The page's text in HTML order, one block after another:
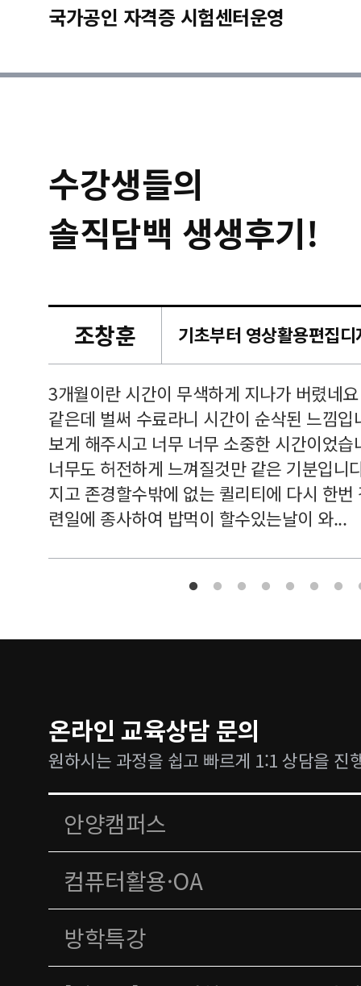
국가공인 자격증 시험센터운영
수강생들의
솔직담백 생생후기!
조창훈
3개월이란 시간이 무색하게 지나가 버렸네
같은데 벌써 수료라니 시간이 순삭된 느낌
보게 해주시고 너무 너무 소중한 시간이었
너무도 허전하게 느껴질것만 같은 기분입니
지고 존경할수밖에 없는 퀼리티에 다시 한
련일에 종사하여 밥먹이 할수있는날이 와...
온라인 교육상담 문의
원하시는 과정을 쉽고 빠르게 1:1 상담을 진